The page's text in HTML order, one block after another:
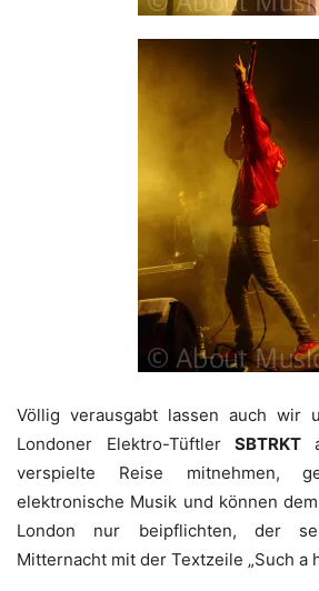
Völlig verausgabt lassen auch wir
Londoner Elektro-TüftlerSBTRKT
verspielte Reise mitnehmen,
elektronische Musik und können
London nur beipflichten, der
Mitternacht mit der Textzeile „Such a